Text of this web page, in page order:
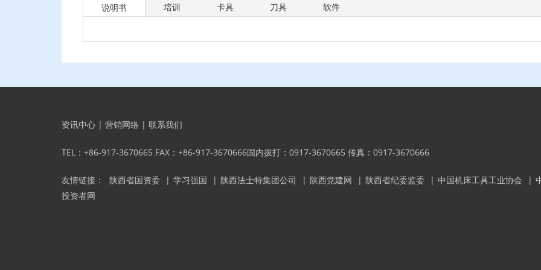
说明书 培训 卡具 刀具 软件
资讯中心 | 营销网络 | 联系我们
TEL：+86-917-3670665 FAX：+86-917-3670666国内拨打：0917-3670665 传真：0917-3670666
友情链接： 陕西省国资委 | 学习强国 | 陕西法士特集团公司 | 陕西党建网 | 陕西省纪委监委 | 中国机床工具工业协会 |
投资者网